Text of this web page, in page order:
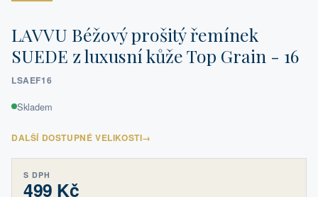
LAVVU Béžový prošitý řemínek
SUEDE z luxusní kůže Top Grain - 16
LSAEF16
Skladem
DALŠÍ DOSTUPNÉ VELIKOSTI→
S DPH
499 Kč